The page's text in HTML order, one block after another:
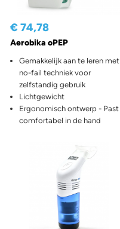
€ 74,78
Aerobika oPEP
Gemakkelijk aan te leren met
no-fail techniek voor
zelfstandig gebruik
Lichtgewicht
Ergonomisch ontwerp - Past
comfortabel in de hand